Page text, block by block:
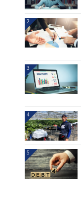
2
3
4
5